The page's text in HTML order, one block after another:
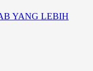
YANG LEBIH